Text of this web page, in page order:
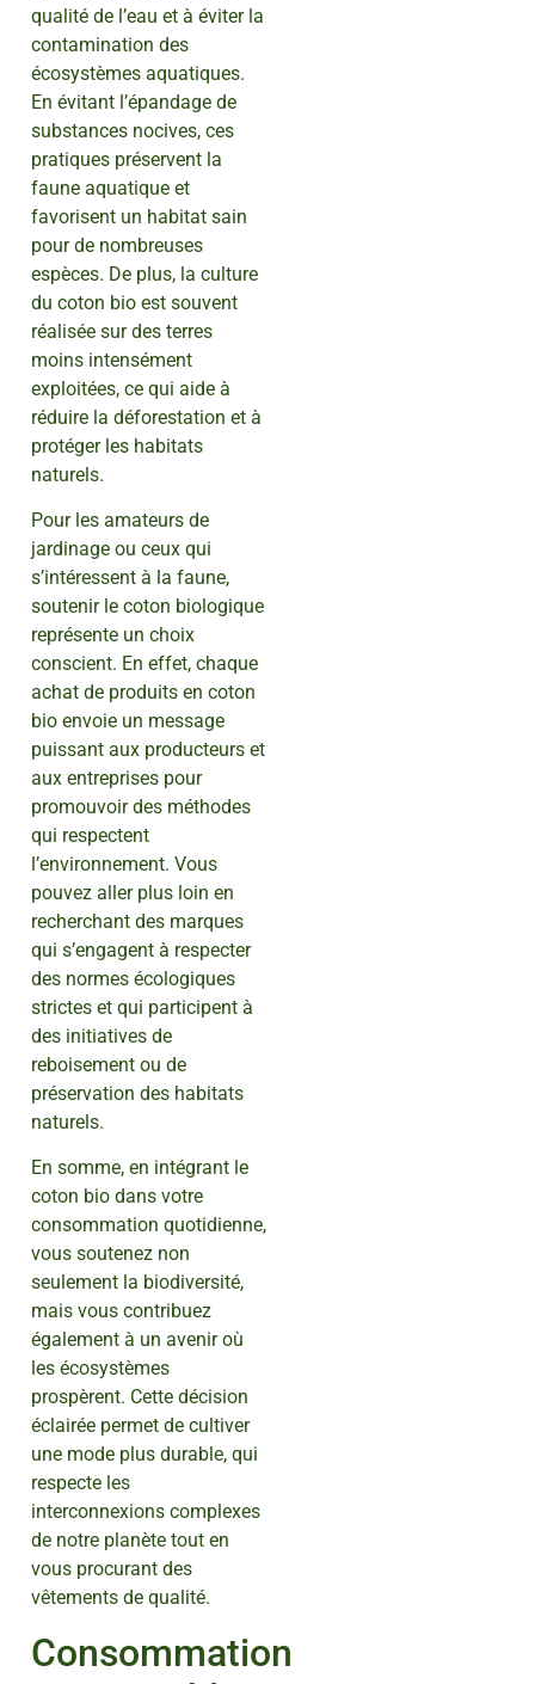
qualité de l’eau et à éviter la
contamination des
écosystèmes aquatiques.
En évitant l’épandage de
substances nocives, ces
pratiques préservent la
faune aquatique et
favorisent un habitat sain
pour de nombreuses
espèces. De plus, la culture
du coton bio est souvent
réalisée sur des terres
moins intensément
exploitées, ce qui aide à
réduire la déforestation et à
protéger les habitats
naturels.
Pour les amateurs de
jardinage ou ceux qui
s’intéressent à la faune,
soutenir le coton biologique
représente un choix
conscient. En effet, chaque
achat de produits en coton
bio envoie un message
puissant aux producteurs et
aux entreprises pour
promouvoir des méthodes
qui respectent
l’environnement. Vous
pouvez aller plus loin en
recherchant des marques
qui s’engagent à respecter
des normes écologiques
strictes et qui participent à
des initiatives de
reboisement ou de
préservation des habitats
naturels.
En somme, en intégrant le
coton bio dans votre
consommation quotidienne,
vous soutenez non
seulement la biodiversité,
mais vous contribuez
également à un avenir où
les écosystèmes
prospèrent. Cette décision
éclairée permet de cultiver
une mode plus durable, qui
respecte les
interconnexions complexes
de notre planète tout en
vous procurant des
vêtements de qualité.
Consommation